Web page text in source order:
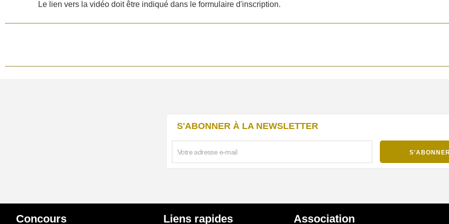
Le lien vers la vidéo doit être indiqué dans le formulaire d'inscription.
S'ABONNER À LA NEWSLETTER
Concours Liens rapides Association